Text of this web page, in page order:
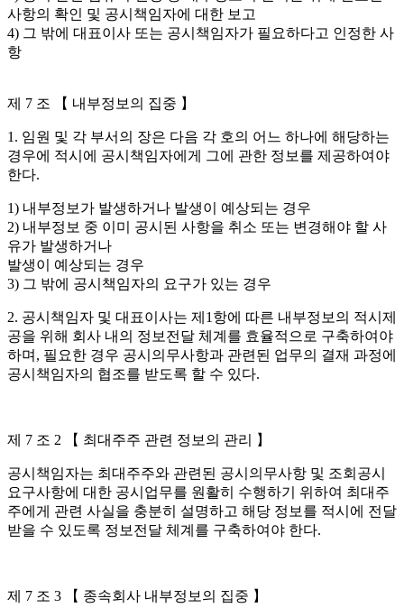
사항의 확인 및 공시책임자에 대한 보고
4) 그 밖에 대표이사 또는 공시책임자가 필요하다고 인정한 사
항
제 7 조 【 내부정보의 집중 】
1. 임원 및 각 부서의 장은 다음 각 호의 어느 하나에 해당하는
경우에 적시에 공시책임자에게 그에 관한 정보를 제공하여야
한다.
1) 내부정보가 발생하거나 발생이 예상되는 경우
2) 내부정보 중 이미 공시된 사항을 취소 또는 변경해야 할 사
유가 발생하거나
발생이 예상되는 경우
3) 그 밖에 공시책임자의 요구가 있는 경우
2. 공시책임자 및 대표이사는 제1항에 따른 내부정보의 적시제
공을 위해 회사 내의 정보전달 체계를 효율적으로 구축하여야
하며, 필요한 경우 공시의무사항과 관련된 업무의 결재 과정에
공시책임자의 협조를 받도록 할 수 있다.
제 7 조 2 【 최대주주 관련 정보의 관리 】
공시책임자는 최대주주와 관련된 공시의무사항 및 조회공시
요구사항에 대한 공시업무를 원활히 수행하기 위하여 최대주
주에게 관련 사실을 충분히 설명하고 해당 정보를 적시에 전달
받을 수 있도록 정보전달 체계를 구축하여야 한다.
제 7 조 3 【 종속회사 내부정보의 집중 】